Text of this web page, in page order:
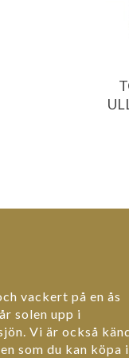
vackert på en ås
solen upp i
Vi är också
som du kan köpa i